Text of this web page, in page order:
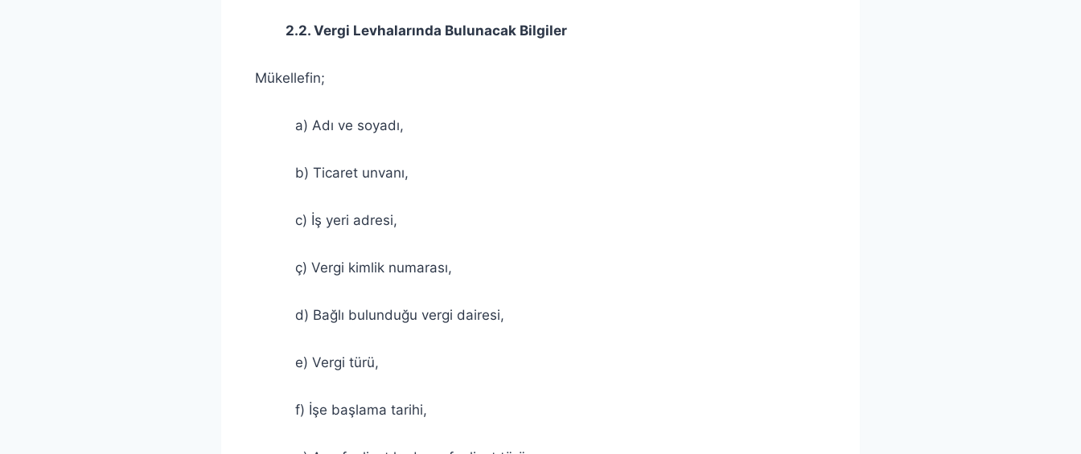
2.2. Vergi Levhalarında Bulunacak Bilgiler
Mükellefin;
a) Adı ve soyadı,
b) Ticaret unvanı,
c) İş yeri adresi,
ç) Vergi kimlik numarası,
d) Bağlı bulunduğu vergi dairesi,
e) Vergi türü,
f) İşe başlama tarihi,